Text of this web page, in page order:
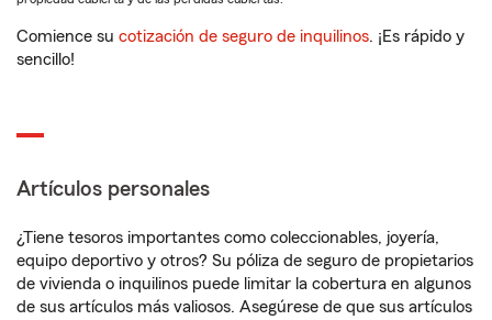
Comience su cotización de seguro de inquilinos. ¡Es rápido y
sencillo!
Artículos personales
¿Tiene tesoros importantes como coleccionables, joyería,
equipo deportivo y otros? Su póliza de seguro de propietarios
de vivienda o inquilinos puede limitar la cobertura en algunos
de sus artículos más valiosos. Asegúrese de que sus artículos